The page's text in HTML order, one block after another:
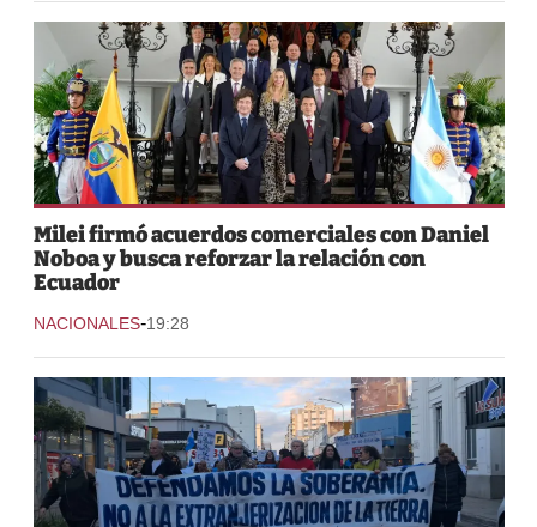
Milei firmó acuerdos comerciales con Daniel
Noboa y busca reforzar la relación con
Ecuador
NACIONALES-19:28